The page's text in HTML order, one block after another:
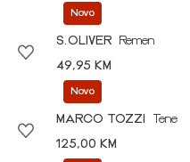
Novo
S.OLIVER
Remen
49,95 KM
Novo
MARCO TOZZI
Tene
125,00 KM